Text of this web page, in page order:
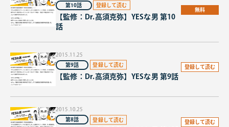
第10話
【監修：Dr.高須克弥】YESな男 第10
話
無料
2015.11.25
第9話
【監修：Dr.高須克弥】YESな男 第9話
登録して読む
2015.10.25
第8話
登録して読む